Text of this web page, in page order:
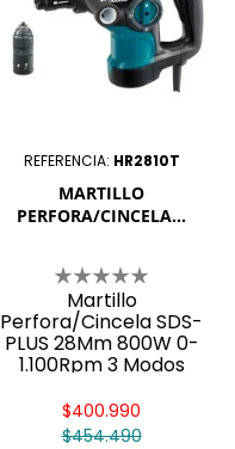
REFERENCIA: HR2810T
MARTILLO
PERFORA/CINCELA...
Martillo
Perfora/Cincela SDS-
PLUS 28Mm 800W 0-
1.100Rpm 3 Modos
Cambio Rápido
$454.490
$400.990